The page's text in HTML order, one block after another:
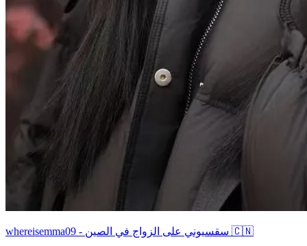
whereisemma09 - سقسيوني على الزواج في الصين 🇨🇳